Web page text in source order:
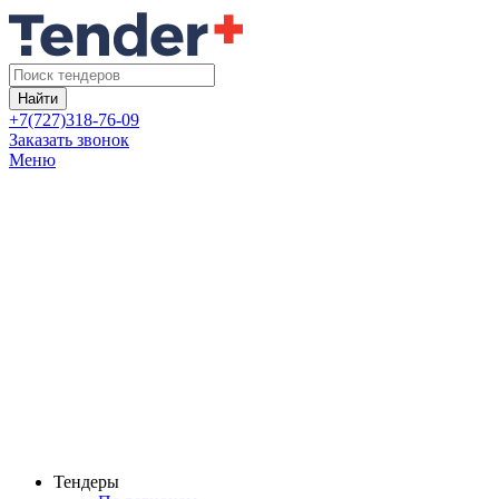
Найти
+7(727)318-76-09
Заказать звонок
Меню
Тендеры